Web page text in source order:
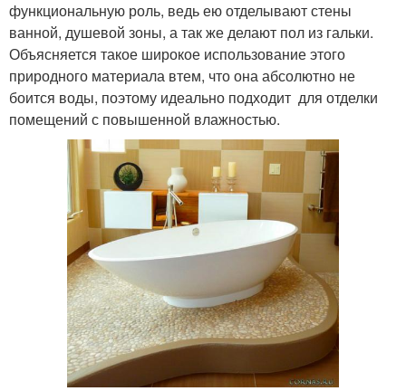
функциональную роль, ведь ею отделывают стены
ванной, душевой зоны, а так же делают пол из гальки.
Объясняется такое широкое использование этого
природного материала втем, что она абсолютно не
боится воды, поэтому идеально подходит для отделки
помещений с повышенной влажностью.